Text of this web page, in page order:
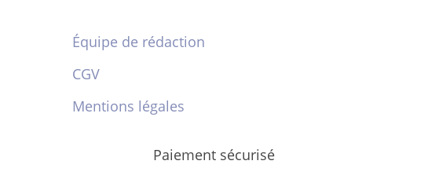
Équipe de rédaction
CGV
Mentions légales
Paiement sécurisé